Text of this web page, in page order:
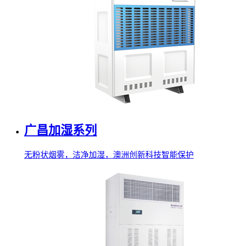
广昌加湿系列
无粉状烟雾，洁净加湿，澳洲创新科技智能保护